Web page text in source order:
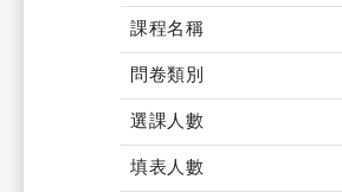
課程名稱
問卷類別
選課人數
填表人數